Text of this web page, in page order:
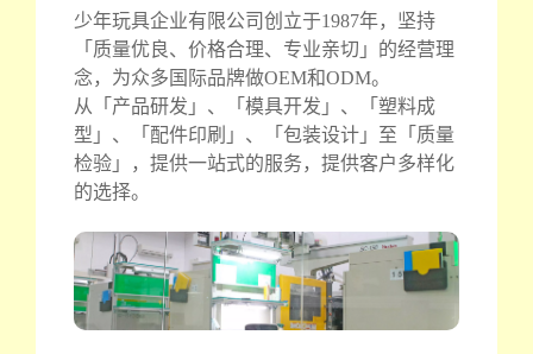
少年玩具企业有限公司创立于1987年，坚持
「质量优良、价格合理、专业亲切」的经营理
念，为众多国际品牌做OEM和ODM。
从「产品研发」、「模具开发」、「塑料成
型」、「配件印刷」、「包装设计」至「质量
检验」，提供一站式的服务，提供客户多样化
的选择。